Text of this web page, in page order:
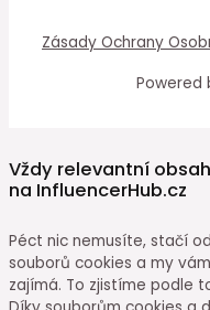
Zásady Ochrany
Powered
Vždy relevantní
na InfluencerHub.cz
Péct nic nemusíte, stačí
souborů cookies a my
zajímá. To zjistíme podle